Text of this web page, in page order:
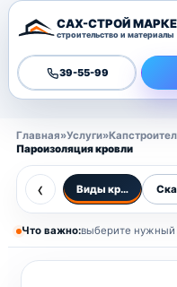
САХ-СТРОЙ
строительство и материалы
39-55-99
Главная»Услуги»
Пароизоляция кровли
‹ Виды кровель
Что важно:выберите нужный